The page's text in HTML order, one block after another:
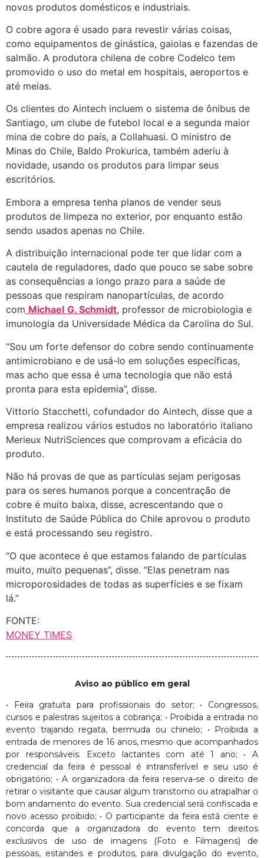
novos produtos domésticos e industriais.
O cobre agora é usado para revestir várias coisas,
como equipamentos de ginástica, gaiolas e fazendas de
salmão. A produtora chilena de cobre Codelco tem
promovido o uso do metal em hospitais, aeroportos e
até meias.
Os clientes do Aintech incluem o sistema de ônibus de
Santiago, um clube de futebol local e a segunda maior
mina de cobre do país, a Collahuasi. O ministro de
Minas do Chile, Baldo Prokurica, também aderiu à
novidade, usando os produtos para limpar seus
escritórios.
Embora a empresa tenha planos de vender seus
produtos de limpeza no exterior, por enquanto estão
sendo usados apenas no Chile.
A distribuição internacional pode ter que lidar com a
cautela de reguladores, dado que pouco se sabe sobre
as consequências a longo prazo para a saúde de
pessoas que respiram nanopartículas, de acordo
com Michael G. Schmidt, professor de microbiologia e
imunologia da Universidade Médica da Carolina do Sul.
“Sou um forte defensor do cobre sendo continuamente
antimicrobiano e de usá-lo em soluções específicas,
mas acho que essa é uma tecnologia que não está
pronta para esta epidemia”, disse.
Vittorio Stacchetti, cofundador do Aintech, disse que a
empresa realizou vários estudos no laboratório italiano
Merieux NutriSciences que comprovam a eficácia do
produto.
Não há provas de que as partículas sejam perigosas
para os seres humanos porque a concentração de
cobre é muito baixa, disse, acrescentando que o
Instituto de Saúde Pública do Chile aprovou o produto
e está processando seu registro.
“O que acontece é que estamos falando de partículas
muito, muito pequenas”, disse. “Elas penetram nas
microporosidades de todas as superfícies e se fixam
lá.”
FONTE:
MONEY TIMES
Aviso ao público em geral
• Feira gratuita para profissionais do setor; • Congressos,
cursos e palestras sujeitos a cobrança; • Proibida a entrada no
evento trajando regata, bermuda ou chinelo; • Proibida a
entrada de menores de 16 anos, mesmo que acompanhados
por responsáveis. Exceto lactantes com até 1 ano; • A
credencial da feira é pessoal é intransferível e seu uso é
obrigatório; • A organizadora da feira reserva-se o direito de
retirar o visitante que causar algum transtorno ou atrapalhar o
bom andamento do evento. Sua credencial será confiscada e
novo acesso proibido; • O participante da feira está ciente e
concorda que a organizadora do evento tem direitos
exclusivos de uso de imagens (Foto e Filmagens) de
pessoas, estandes e produtos, para divulgação do evento,